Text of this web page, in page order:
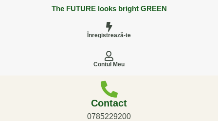
The FUTURE looks bright GREEN
Înregistrează-te
Contul Meu
Contact
0785229200